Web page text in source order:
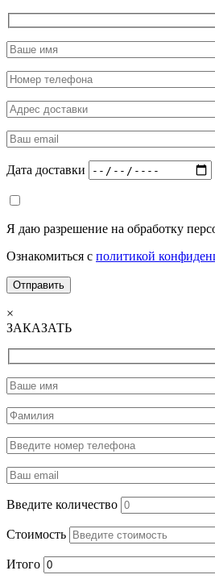
Дата доставки
Я даю разрешение на обработку
Ознакомиться с политикой
×
ЗАКАЗАТЬ
Введите количество
Стоимость
Итого